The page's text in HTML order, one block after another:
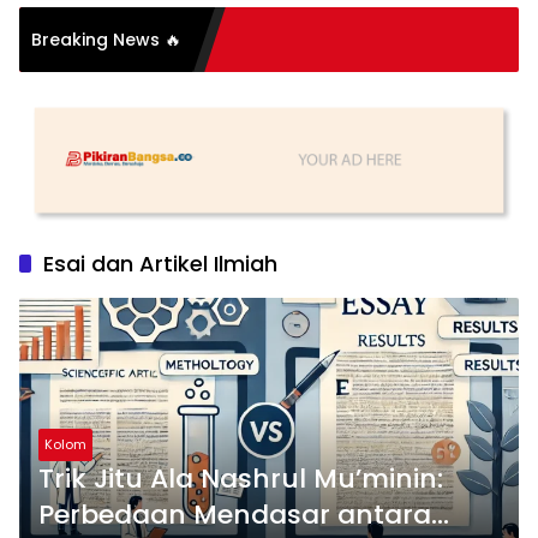
Breaking News 🔥
Organisasi: Antara
dan Substansi
Esai dan Artikel Ilmiah
Kolom
Trik Jitu Ala Nashrul Mu’minin:
Perbedaan Mendasar antara